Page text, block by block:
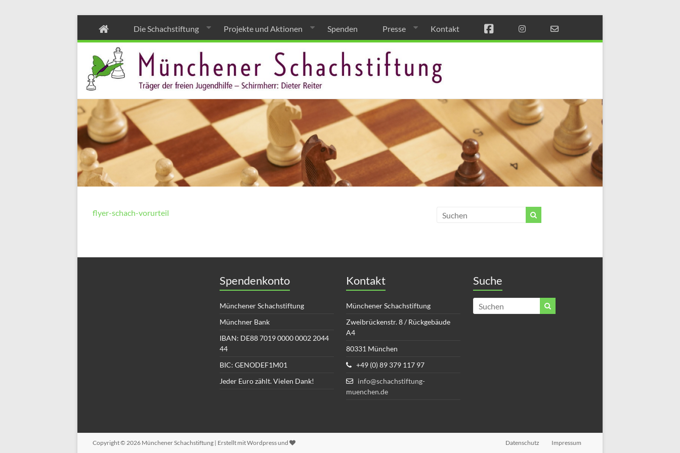
Münchener
Schach
Die Schachstiftung Projekte und Aktionen Spenden Presse Kontakt
flyer-schach-vorurteil
Spendenkonto
Münchener Schachstiftung
Münchner Bank
IBAN: DE88 7019 0000 0002 2044
44
BIC: GENODEF1M01
Jeder Euro zählt. Vielen Dank!
Kontakt
Münchener Schachstiftung
Zweibrückenstr. 8 / Rückgebäude
A4
80331 München
+49 (0) 89 379 117 97
info@schachstiftung-
muenchen.de
Suche
Copyright © 2026 Münchener Schachstiftung | Erstellt mit Wordpress und Datenschutz Impressum